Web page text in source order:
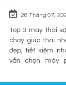
28 Tháng 07,
Top 3 máy thái
chạy giúp thái
đẹp, tiết kiệm
vấn chọn máy
Phẩm Xanh.